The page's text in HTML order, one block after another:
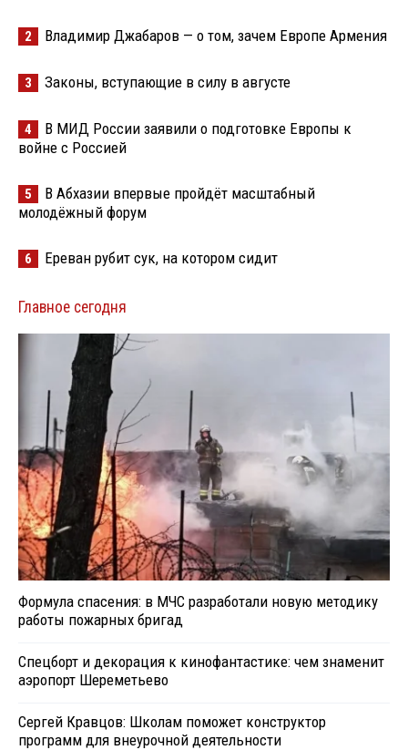
2 Владимир Джабаров — о том, зачем Европе Армения
3 Законы, вступающие в силу в августе
4
В МИД России заявили о подготовке Европы к
войне с Россией
5
В Абхазии впервые пройдёт масштабный
молодёжный форум
6 Ереван рубит сук, на котором сидит
Главное сегодня
Формула спасения: в МЧС разработали новую методику
работы пожарных бригад
Спецборт и декорация к кинофантастике: чем знаменит
аэропорт Шереметьево
Сергей Кравцов: Школам поможет конструктор
программ для внеурочной деятельности